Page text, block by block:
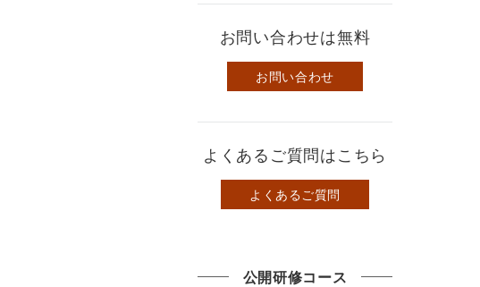
お問い合わせは無料
お問い合わせ
よくあるご質問はこちら
よくあるご質問
公開研修コース